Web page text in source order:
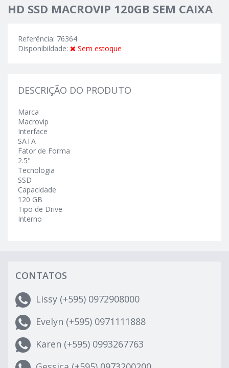
HD SSD MACROVIP 120GB SEM CAIXA
Referência: 76364
Disponibildade:
Sem estoque
DESCRIÇÃO DO PRODUTO
Marca
Macrovip
Interface
SATA
Fator de Forma
2.5"
Tecnologia
SSD
Capacidade
120 GB
Tipo de Drive
Interno
CONTATOS
Lissy (+595) 0972908000
Evelyn (+595) 0971111888
Karen (+595) 0993267763